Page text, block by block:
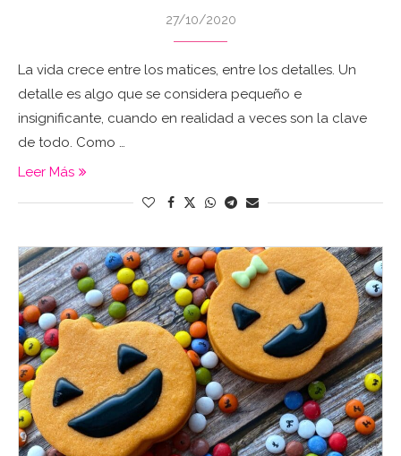
27/10/2020
La vida crece entre los matices, entre los detalles. Un
detalle es algo que se considera pequeño e
insignificante, cuando en realidad a veces son la clave
de todo. Como …
Leer Más